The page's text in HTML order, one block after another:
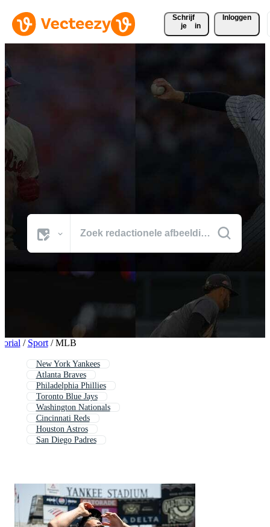
Schrijf
je
in
Inloggen
Blader door MLB foto's
Alle Afbeeldingen
PNGs
Vectoren
Motion graphics
Redactionele Afbeeldingen
Redactionele Evenementen
/ Sport / MLB
New York Yankees
Atlanta Braves
Philadelphia Phillies
Toronto Blue Jays
Washington Nationals
Cincinnati Reds
Houston Astros
San Diego Padres